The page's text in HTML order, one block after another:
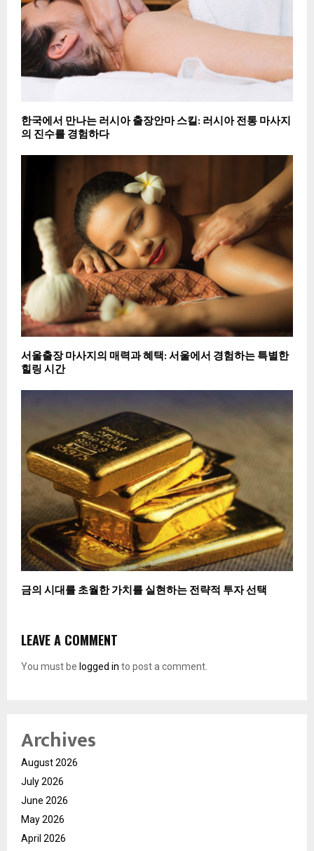
한국에서 만나는 러시아 출장안마 스킬: 러시아 전통 마사지
의 진수를 경험하다
서울출장 마사지의 매력과 혜택: 서울에서 경험하는 특별한
힐링 시간
금의 시대를 초월한 가치를 실현하는 전략적 투자 선택
LEAVE A COMMENT
You must be logged in to post a comment.
Archives
August 2026
July 2026
June 2026
May 2026
April 2026